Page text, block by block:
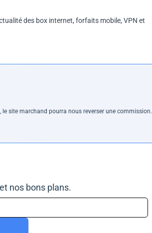
des box internet, forfaits mobile, VPN et
site marchand pourra nous reverser une commission.
nos bons plans.